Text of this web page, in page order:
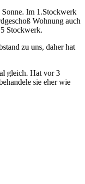
Sonne. Im 1.Stockwerk
Wohnung auch
Stockwerk.
zu uns, daher hat
gleich. Hat vor 3
sie eher wie